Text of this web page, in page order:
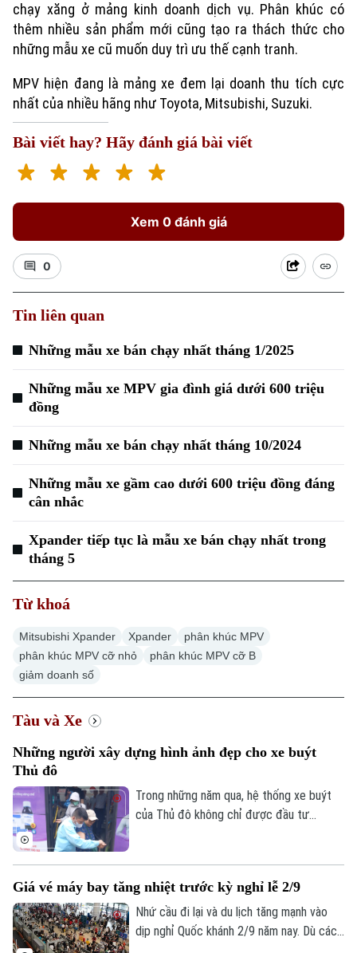
Chuyên mục
Thời sự
Hà Nội
Chính trị
An ninh trật tự
Công nghệ
Hà Nội
Nhịp sống Hà Nội
Người Hà Nội
Khoảnh khắc Hà Nội
Thế giới
Tin tức
Quân sự
Kinh tế
Tin tức
Nhà đất
chạy xăng ở mảng kinh doanh dịch vụ. Phân khúc có
thêm nhiều sản phẩm mới cũng tạo ra thách thức cho
những mẫu xe cũ muốn duy trì ưu thế cạnh tranh.
MPV hiện đang là mảng xe đem lại doanh thu tích cực
nhất của nhiều hãng như Toyota, Mitsubishi, Suzuki.
Bài viết hay? Hãy đánh giá bài viết
Xem 0 đánh giá
0
Tin liên quan
Những mẫu xe bán chạy nhất tháng 1/2025
Những mẫu xe MPV gia đình giá dưới 600 triệu
đồng
Những mẫu xe bán chạy nhất tháng 10/2024
Những mẫu xe gầm cao dưới 600 triệu đồng đáng
cân nhắc
Xpander tiếp tục là mẫu xe bán chạy nhất trong
tháng 5
Từ khoá
Mitsubishi Xpander Xpander
phân khúc MPV
phân khúc MPV cỡ nhỏ
phân khúc MPV cỡ B
giảm doanh số
Tàu và Xe
Những người xây dựng hình ảnh đẹp cho xe buýt
Thủ đô
Trong những năm qua, hệ thống xe buýt
của Thủ đô không chỉ được đầu tư
tình, trách nhiệm của đội ngũ công nhân
lái xe, nhân viên phục vụ đã góp phần tạo
dựng niềm tin, để xe buýt ngày càng trở
Giá vé máy bay tăng nhiệt trước kỳ nghỉ lễ 2/9
Nhứ cầu đi lại và du lịch tăng mạnh vào
dịp nghỉ Quốc khánh 2/9 năm nay. Dù các